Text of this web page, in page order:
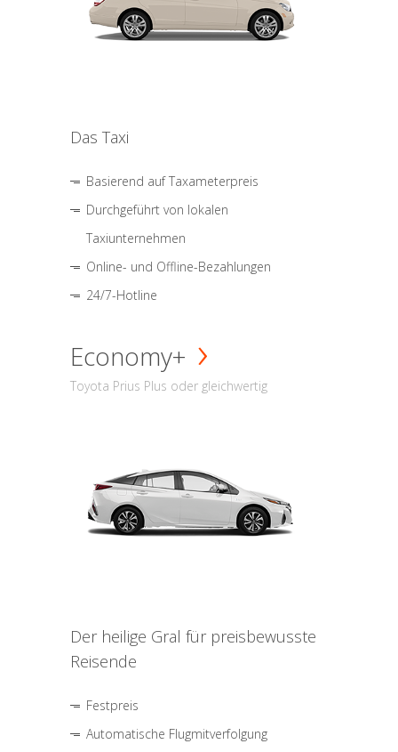
Das Taxi
Basierend auf Taxameterpreis
Durchgeführt von lokalen
Taxiunternehmen
Online- und Offline-Bezahlungen
24/7-Hotline
Economy+
Toyota Prius Plus oder gleichwertig
Der heilige Gral für preisbewusste
Reisende
Festpreis
Automatische Flugmitverfolgung